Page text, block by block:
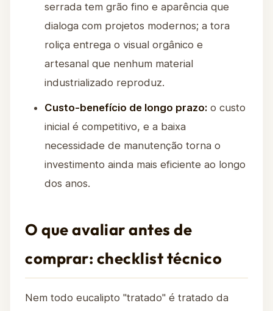
serrada tem grão fino e aparência que
dialoga com projetos modernos; a tora
roliça entrega o visual orgânico e
artesanal que nenhum material
industrializado reproduz.
Custo-benefício de longo prazo: o custo
inicial é competitivo, e a baixa
necessidade de manutenção torna o
investimento ainda mais eficiente ao longo
dos anos.
O que avaliar antes de
comprar: checklist técnico
Nem todo eucalipto "tratado" é tratado da